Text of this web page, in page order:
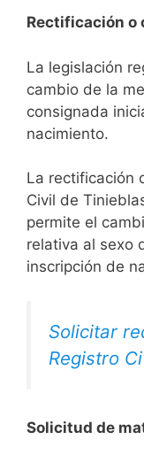
Rectificación o
La legislación
cambio de la
consignada
nacimiento.
La rectificación
Civil de
permite el
relativa al sexo
inscripción de
Solicitar
Registro
Solicitud de